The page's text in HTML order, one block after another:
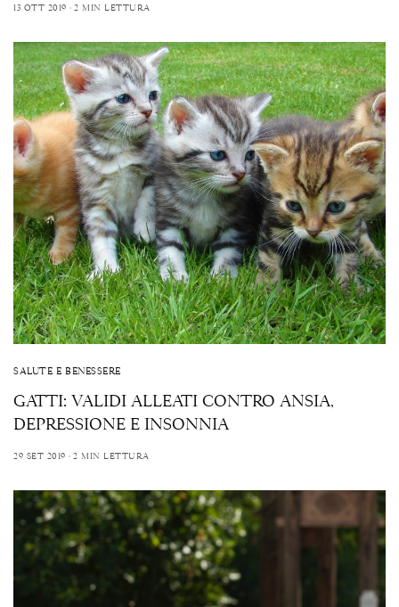
13 OTT 2019 2 MIN LETTURA
SALUTE E BENESSERE
GATTI: VALIDI ALLEATI CONTRO ANSIA,
DEPRESSIONE E INSONNIA
29 SET 2019 2 MIN LETTURA